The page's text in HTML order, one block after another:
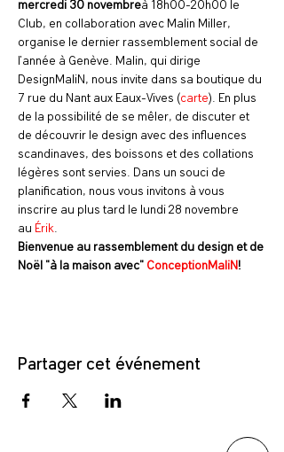
mercredi 30 novembreà 18h00-20h00 le
Club, en collaboration avec Malin Miller,
organise le dernier rassemblement social de
l'année à Genève. Malin, qui dirige
DesignMaliN, nous invite dans sa boutique du
7 rue du Nant aux Eaux-Vives (carte). En plus
de la possibilité de se mêler, de discuter et
de découvrir le design avec des influences
scandinaves, des boissons et des collations
légères sont servies. Dans un souci de
planification, nous vous invitons à vous
inscrire au plus tard le lundi 28 novembre
au Érik.
Bienvenue au rassemblement du design et de
Noël "à la maison avec" ConceptionMaliN !
Partager cet événement